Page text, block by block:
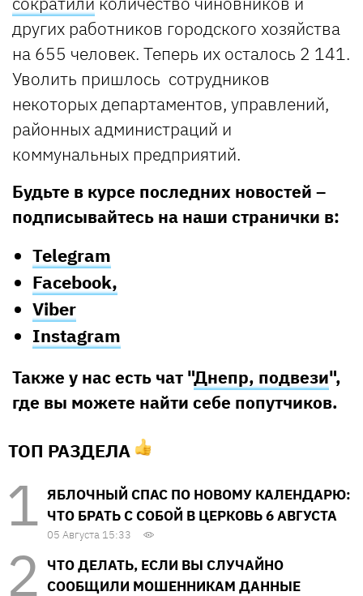
других работников городского хозяйства
на 655 человек. Теперь их осталось 2 141.
Уволить пришлось сотрудников
некоторых департаментов, управлений,
районных администраций и
коммунальных предприятий.
Будьте в курсе последних новостей –
подписывайтесь на наши странички в:
Telegram
Facebook,
Viber
Instagram
Также у нас есть чат "Днепр, подвези",
где вы можете найти себе попутчиков.
ТОП РАЗДЕЛА
ЯБЛОЧНЫЙ СПАС ПО НОВОМУ КАЛЕНДАРЮ:
ЧТО БРАТЬ С СОБОЙ В ЦЕРКОВЬ 6 АВГУСТА
05 Августа 15:33
ЧТО ДЕЛАТЬ, ЕСЛИ ВЫ СЛУЧАЙНО
СООБЩИЛИ МОШЕННИКАМ ДАННЫЕ